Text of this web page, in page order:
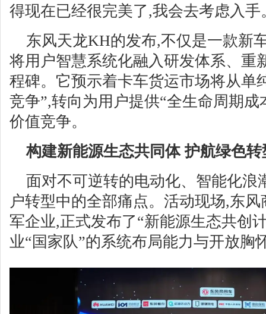
得现在已经很完美了,我会去考虑入手
东风天龙KH的发布,不仅是一款新
将用户智慧系统化融入研发体系、重
程碑。它预示着卡车货运市场将从单
竞争”,转向为用户提供“全生命周期
价值竞争。
构建新能源生态共同体 护航绿色转
面对不可逆转的电动化、智能化浪
户转型中的全部痛点。活动现场,东
军企业,正式发布了“新能源生态共创
业“国家队”的系统布局能力与开放胸